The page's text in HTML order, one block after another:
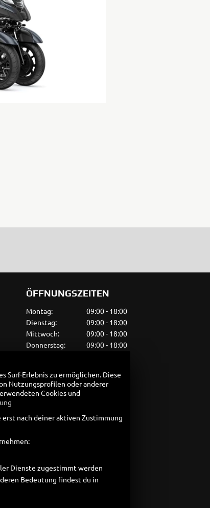
ÖFFNUNGSZEITEN
Montag:
09:00 - 18:00
Dienstag:
09:00 - 18:00
Mittwoch:
09:00 - 18:00
Donnerstag:
09:00 - 18:00
Sonntag:
geschlossen
Surf-Erlebnis zu ermöglichen. Diese
Nutzungsprofilen oder anderer
Cookies und
nach deiner aktiven Zustimmung
Dienste zugestimmt werden
Bedeutung findest du in